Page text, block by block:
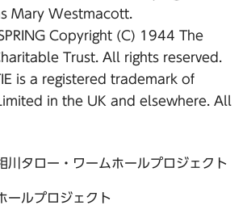
Mary Westmacott.
Copyright (C) 1944 The
Trust. All rights reserved.
is a registered trademark of
in the UK and elsewhere. All
川タロー・ワームホールプロジェクト
ールプロジェクト